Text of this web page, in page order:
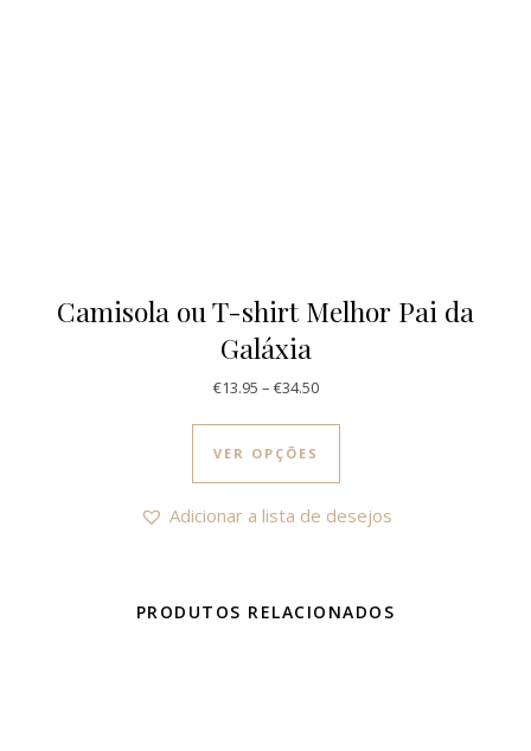
Camisola ou T-shirt Melhor Pai da
Galáxia
€13.95 – €34.50Price range: €13.95 through
VER OPÇÕES
This product has
Adicionar a lista de desejos
PRODUTOS RELACIONADOS